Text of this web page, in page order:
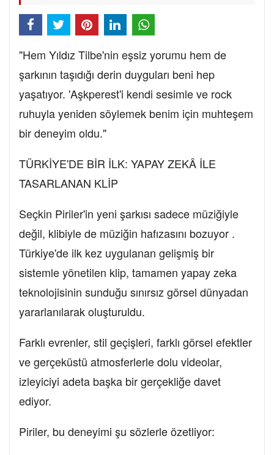
"Hem Yıldız Tilbe'nin eşsiz yorumu hem de
şarkının taşıdığı derin duyguları beni hep
yaşatıyor. 'Aşkperest'i kendi sesimle ve rock
ruhuyla yeniden söylemek benim için muhteşem
bir deneyim oldu."
TÜRKİYE'DE BİR İLK: YAPAY ZEKÂ İLE
TASARLANAN KLİP
Seçkin Piriler'in yeni şarkısı sadece müziğiyle
değil, klibiyle de müziğin hafızasını bozuyor .
Türkiye'de ilk kez uygulanan gelişmiş bir
sistemle yönetilen klip, tamamen yapay zeka
teknolojisinin sunduğu sınırsız görsel dünyadan
yararlanılarak oluşturuldu.
Farklı evrenler, stil geçişleri, farklı görsel efektler
ve gerçeküstü atmosferlerle dolu videolar,
izleyiciyi adeta başka bir gerçekliğe davet
ediyor.
Piriler, bu deneyimi şu sözlerle özetliyor: